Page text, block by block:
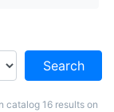
Search
catalog 16 results on